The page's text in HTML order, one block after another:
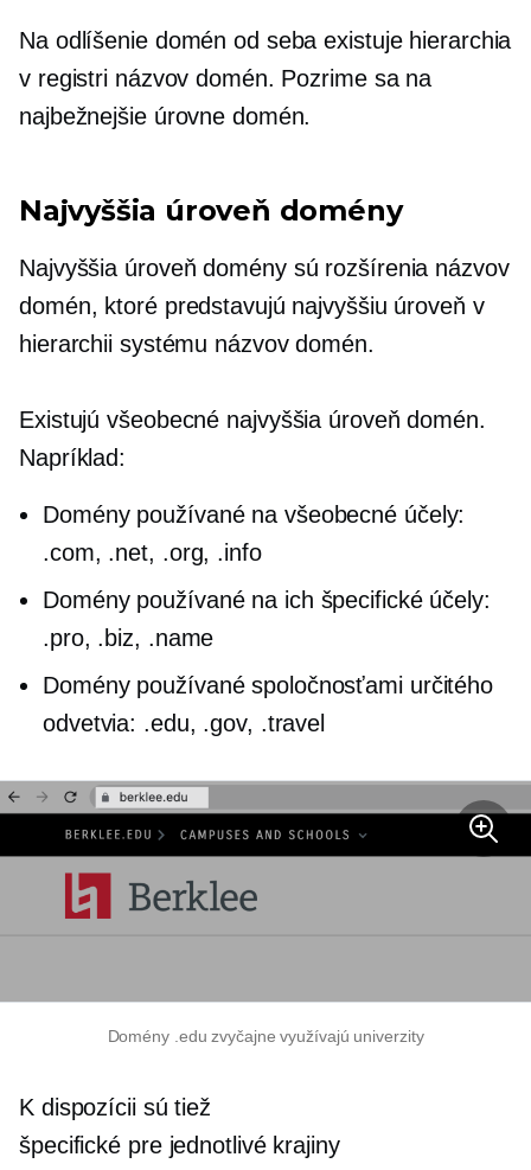
Na odlíšenie domén od seba existuje hierarchia
v registri názvov domén. Pozrime sa na
najbežnejšie úrovne domén.
Najvyššia úroveň domény
Najvyššia úroveň domény sú rozšírenia názvov
domén, ktoré predstavujú najvyššiu úroveň v
hierarchii systému názvov domén.
Existujú všeobecné najvyššia úroveň domén.
Napríklad:
Domény používané na všeobecné účely:
.com, .net, .org, .info
Domény používané na ich špecifické účely:
.pro, .biz, .name
Domény používané spoločnosťami určitého
odvetvia: .edu, .gov, .travel
Domény .edu zvyčajne využívajú univerzity
K dispozícii sú tiež
špecifické pre jednotlivé krajiny